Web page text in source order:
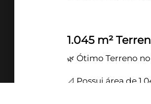
1.045 m²
🌿 Ótimo Terreno
📐 Possui área de